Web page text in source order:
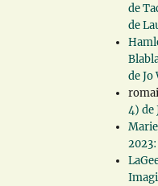
de
de
de Jo
4) de